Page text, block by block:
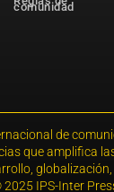
comunidad
de
que amplifica
IPS-Inter